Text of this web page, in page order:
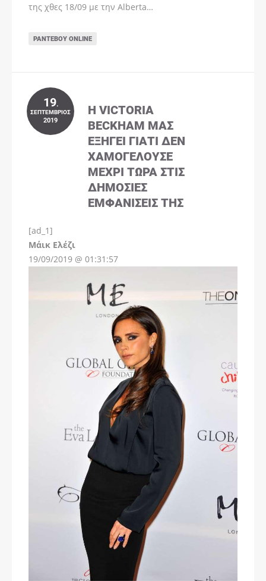
της χθες 18/09 με την Alberta…
ΡΑΝΤΕΒΟΎ ONLINE
19.
ΣΕΠΤΈΜΒΡΙΟΣ
2019
Η VICTORIA
BECKHAM ΜΑΣ
ΕΞΗΓΕΊ ΓΙΑΤΊ ΔΕΝ
ΧΑΜΟΓΕΛΟΎΣΕ
ΜΈΧΡΙ ΤΏΡΑ ΣΤΙΣ
ΔΗΜΌΣΙΕΣ
ΕΜΦΑΝΊΣΕΙΣ ΤΗΣ
[ad_1]
Μάικ Ελέζι
19/09/2019 @ 01:31:57